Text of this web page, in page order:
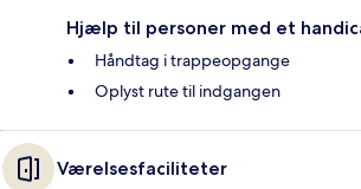
Hjælp til personer med et
Håndtag i trappeopgange
Oplyst rute til indgangen
Værelsesfaciliteter